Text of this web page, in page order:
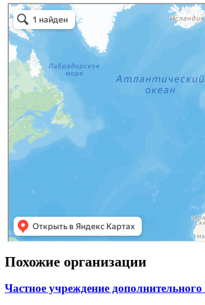
Похожие организации
Частное учреждение